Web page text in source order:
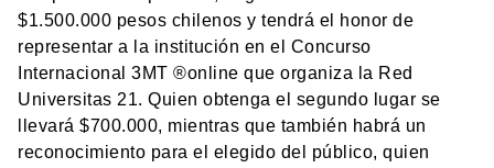
$1.500.000 pesos chilenos y tendrá el honor de
representar a la institución en el Concurso
Internacional 3MT ®online que organiza la Red
Universitas 21. Quien obtenga el segundo lugar se
llevará $700.000, mientras que también habrá un
reconocimiento para el elegido del público, quien